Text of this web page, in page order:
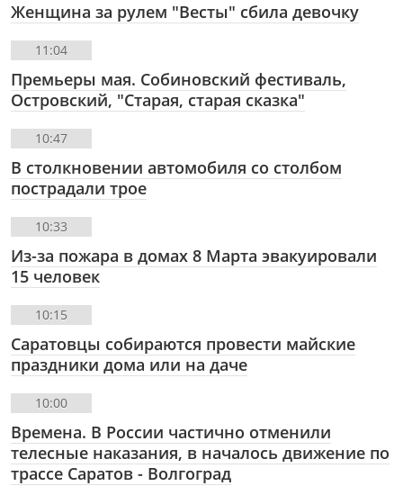
Женщина за рулем "Весты" сбила девочку
11:04
Премьеры мая. Собиновский фестиваль,
Островский, "Старая, старая сказка"
10:47
В столкновении автомобиля со столбом
пострадали трое
10:33
Из-за пожара в домах 8 Марта эвакуировали
15 человек
10:15
Саратовцы собираются провести майские
праздники дома или на даче
10:00
Времена. В России частично отменили
телесные наказания, в началось движение по
трассе Саратов - Волгоград